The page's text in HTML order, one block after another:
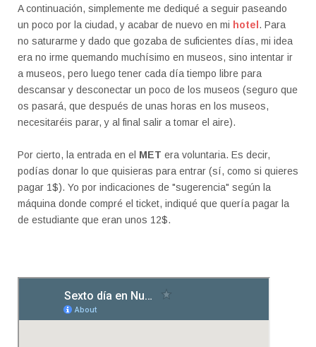
A continuación, simplemente me dediqué a seguir paseando
un poco por la ciudad, y acabar de nuevo en mi hotel . Para
no saturarme y dado que gozaba de suficientes días, mi idea
era no irme quemando muchísimo en museos, sino intentar ir
a museos, pero luego tener cada día tiempo libre para
descansar y desconectar un poco de los museos (seguro que
os pasará, que después de unas horas en los museos,
necesitaréis parar, y al final salir a tomar el aire).
Por cierto, la entrada en el MET era voluntaria. Es decir,
podías donar lo que quisieras para entrar (sí, como si quieres
pagar 1$). Yo por indicaciones de "sugerencia" según la
máquina donde compré el ticket, indiqué que quería pagar la
de estudiante que eran unos 12$.